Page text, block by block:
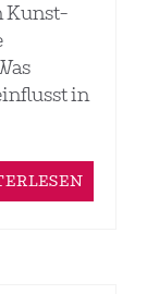
Kunst-
in